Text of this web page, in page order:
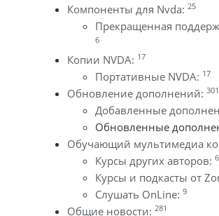
Компоненты для Nvda: 25
Прекращенная
6
Копии NVDA: 17
Портативные NVDA: 17
Обновление дополнений: 301
Добавленные
Обновленные
Обучающий мультимедиа
Курсы других авторов: 6
Курсы и подкасты от
Слушать OnLine: 9
Общие новости: 281